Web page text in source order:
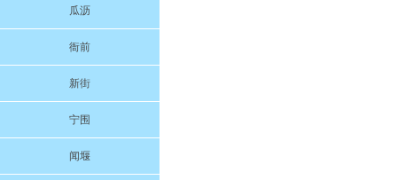
瓜沥
衙前
新街
宁围
闻堰